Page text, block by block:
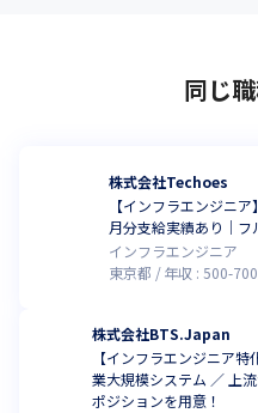
同じ
株式会社Techoes
【インフラエンジニ
月分支給実績あり｜
インフラエンジニア
東京都
年収 : 500-700
株式会社BTS.Japan
【インフラエンジニア
業大規模システム ／ 上
ポジションを用意！